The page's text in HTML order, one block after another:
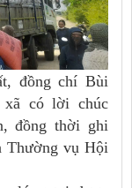
đồng chí Bùi
có lời chúc
đồng thời ghi
Thường vụ Hội